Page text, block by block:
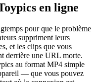
en ligne
pour que le problème
suppriment leurs
et les clips que vous
derrière une URL morte.
au format MP4 simple
— que vous pouvez